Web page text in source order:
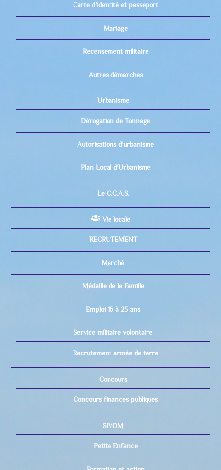
Carte d’identité et passeport
Mariage
Recensement militaire
Autres démarches
Urbanisme
Dérogation de Tonnage
Autorisations d’urbanisme
Plan Local d’Urbanisme
Le C.C.A.S.
Vie locale
RECRUTEMENT
Marché
Médaille de la Famille
Emploi 16 à 25 ans
Service militaire volontaire
Recrutement armée de terre
Concours
Concours finances publiques
SIVOM
Petite Enfance